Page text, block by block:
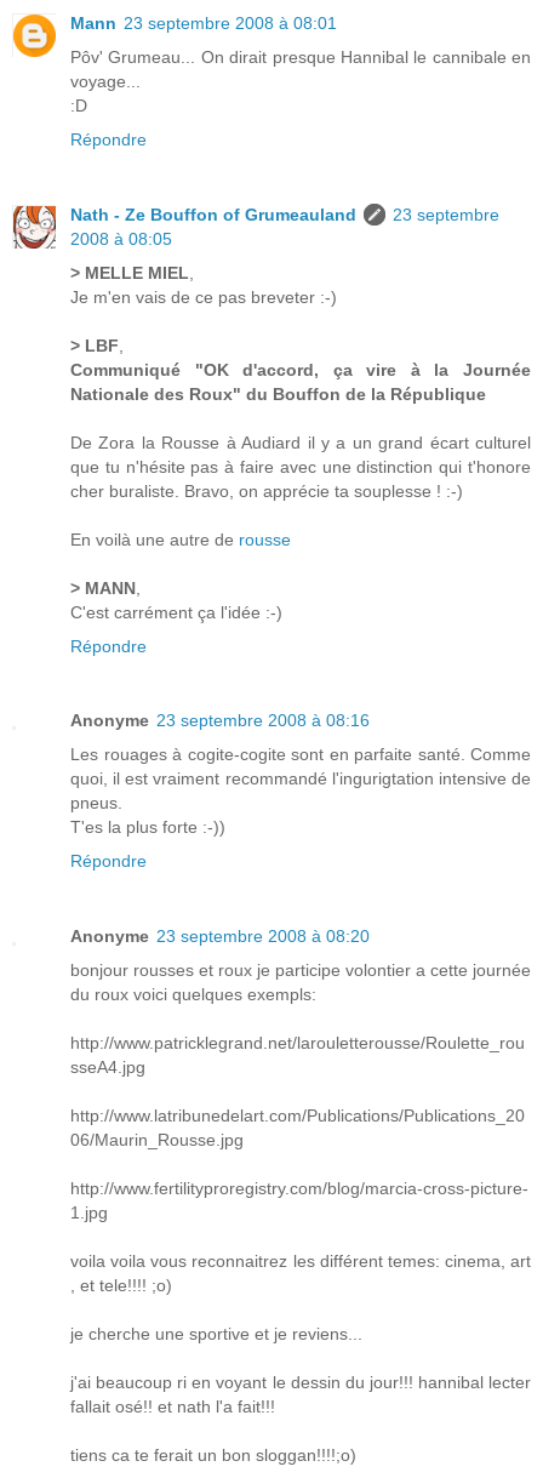
Mann 23 septembre 2008 à 08:01
Pôv' Grumeau... On dirait presque Hannibal le cannibale en
voyage...
:D
Répondre
Nath - Ze Bouffon of Grumeauland
23 septembre
2008 à 08:05
> MELLE MIEL
Je m'en vais de ce pas breveter :-)
> LBF
Communiqué "OK d'accord, ça vire à la Journée
Nationale des Roux" du Bouffon de la République
De Zora la Rousse à Audiard il y a un grand écart culturel
que tu n'hésite pas à faire avec une distinction qui t'honore
cher buraliste. Bravo, on apprécie ta souplesse ! :-)
En voilà une autre de rousse
> MANN
C'est carrément ça l'idée :-)
Répondre
Anonyme 23 septembre 2008 à 08:16
Les rouages à cogite-cogite sont en parfaite santé. Comme
quoi, il est vraiment recommandé l'ingurigtation intensive de
pneus.
T'es la plus forte :-))
Répondre
Anonyme 23 septembre 2008 à 08:20
bonjour rousses et roux je participe volontier a cette journée
du roux voici quelques exempls:
http://www.patricklegrand.net/larouletterousse/Roulette_rou
sseA4.jpg
http://www.latribunedelart.com/Publications/Publications_20
06/Maurin_Rousse.jpg
http://www.fertilityproregistry.com/blog/marcia-cross-picture-
1.jpg
voila voila vous reconnaitrez les différent temes: cinema, art
, et tele!!!! ;o)
je cherche une sportive et je reviens...
j'ai beaucoup ri en voyant le dessin du jour!!! hannibal lecter
fallait osé!! et nath l'a fait!!!
tiens ca te ferait un bon sloggan!!!!;o)